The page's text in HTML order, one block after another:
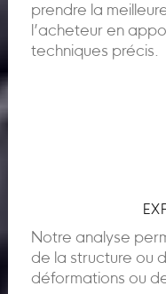
prendre la
l’acheteur en
techniques précis.
Notre analyse
de la structure ou
déformations ou